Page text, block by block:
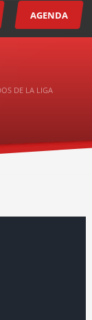
AGENDA
DE LA LIGA